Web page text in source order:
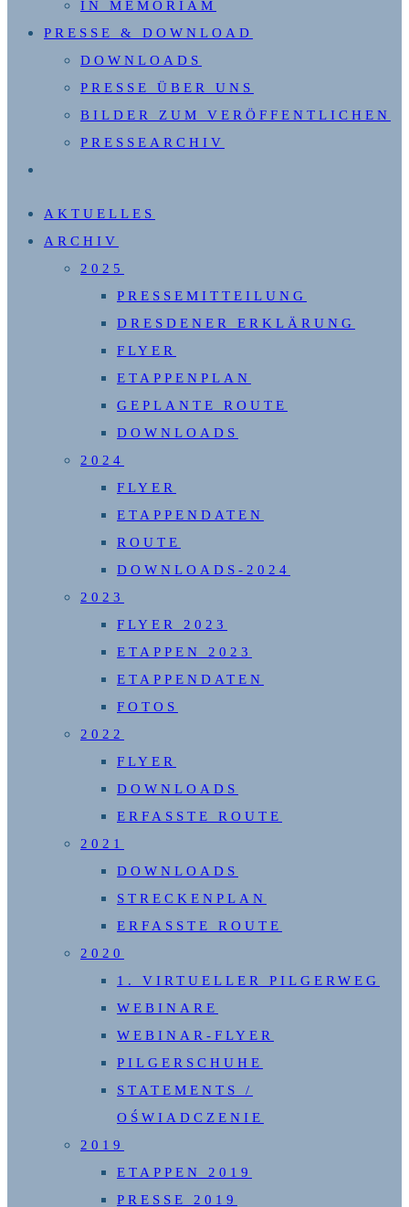
IN MEMORIAM
PRESSE & DOWNLOAD
DOWNLOADS
PRESSE ÜBER UNS
BILDER ZUM VERÖFFENTLICHEN
PRESSEARCHIV
UMSCHALTEN
AKTUELLES
ARCHIV
2025
PRESSEMITTEILUNG
DRESDENER ERKLÄRUNG
FLYER
ETAPPENPLAN
GEPLANTE ROUTE
DOWNLOADS
2024
FLYER
ETAPPENDATEN
ROUTE
DOWNLOADS-2024
2023
FLYER 2023
ETAPPEN 2023
ETAPPENDATEN
FOTOS
2022
FLYER
DOWNLOADS
ERFASSTE ROUTE
2021
DOWNLOADS
STRECKENPLAN
ERFASSTE ROUTE
2020
1. VIRTUELLER PILGERWEG
WEBINARE
WEBINAR-FLYER
PILGERSCHUHE
STATEMENTS /
OŚWIADCZENIE
2019
ETAPPEN 2019
PRESSE 2019